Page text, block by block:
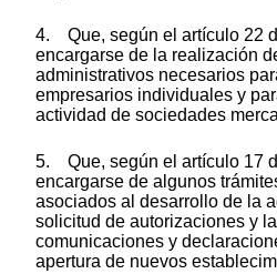
4. Que, según el artículo 22
encargarse de la realización
administrativos necesarios
empresarios individuales y
actividad de sociedades
5. Que, según el artículo 17
encargarse de algunos
asociados al desarrollo de la
solicitud de autorizaciones y
comunicaciones y
apertura de nuevos